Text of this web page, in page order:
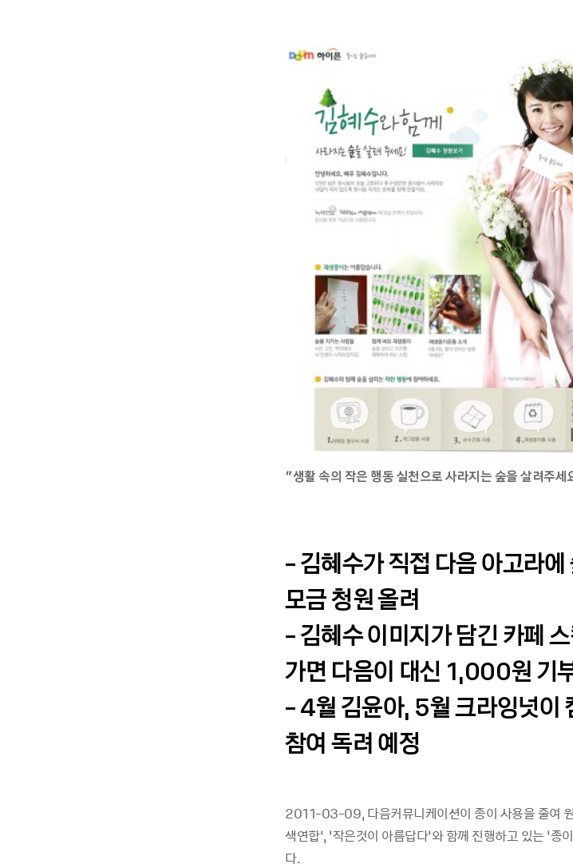
“생활 속의 작은 행동 실천으로 사라지는 숲을 살려주세
- 김혜수가 직접 다음 아고라
모금 청원 올려
- 김혜수 이미지가 담긴 카페
가면 다음이 대신 1,000원 기
- 4월 김윤아, 5월 크라잉넛이
참여 독려 예정
2011-03-09, 다음커뮤니케이션이 종이 사용을 줄여
색연합’, ‘작은것이 아름답다’와 함께 진행하고 있는 ‘
다.